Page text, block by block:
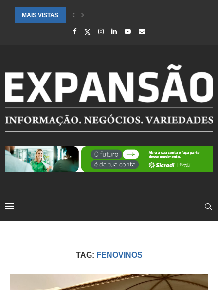
MAIS VISTAS
CIDADES ATENDIDAS PELO SEBRAE RS SÃO DESTAQUE EM
TAG: FENOVINOS